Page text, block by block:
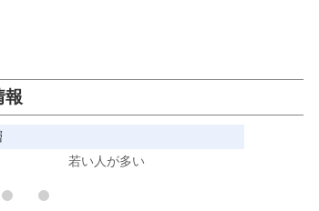
報
若い人が多い